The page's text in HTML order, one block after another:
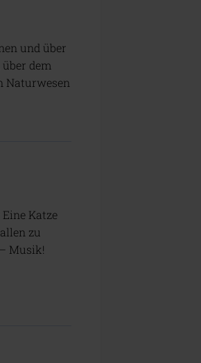
und über
dem
Naturwesen
Katze
zu
Musik!